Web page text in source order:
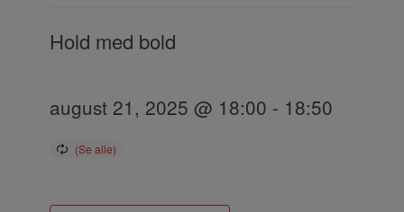
Hold med bold
august 21, 2025 @ 18:00 - 18:50